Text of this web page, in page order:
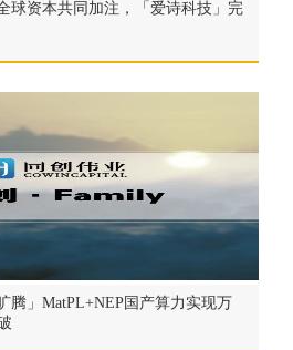
球资本共同加注，「爱诗科技」完
腾」MatPL+NEP国产算力实现万